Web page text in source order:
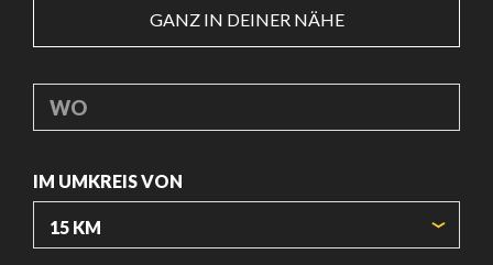
GANZ IN DEINER NÄHE
WO
IM UMKREIS VON